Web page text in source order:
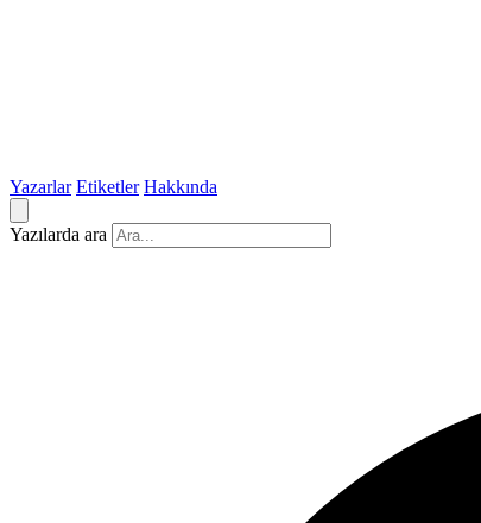
Yazarlar Etiketler Hakkında
Yazılarda ara